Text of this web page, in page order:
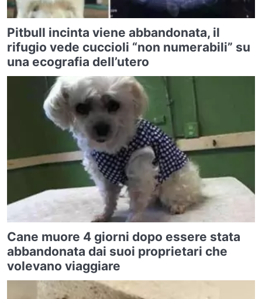
Pitbull incinta viene abbandonata, il
rifugio vede cuccioli “non numerabili” su
una ecografia dell’utero
Cane muore 4 giorni dopo essere stata
abbandonata dai suoi proprietari che
volevano viaggiare